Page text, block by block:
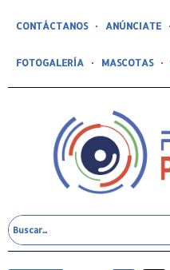
CONTÁCTANOS ANÚNCIATE
FOTOGALERÍA MASCOTAS